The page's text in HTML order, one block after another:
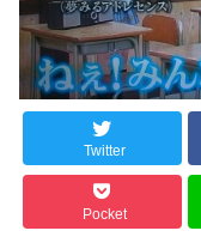
Twitter
Pocket